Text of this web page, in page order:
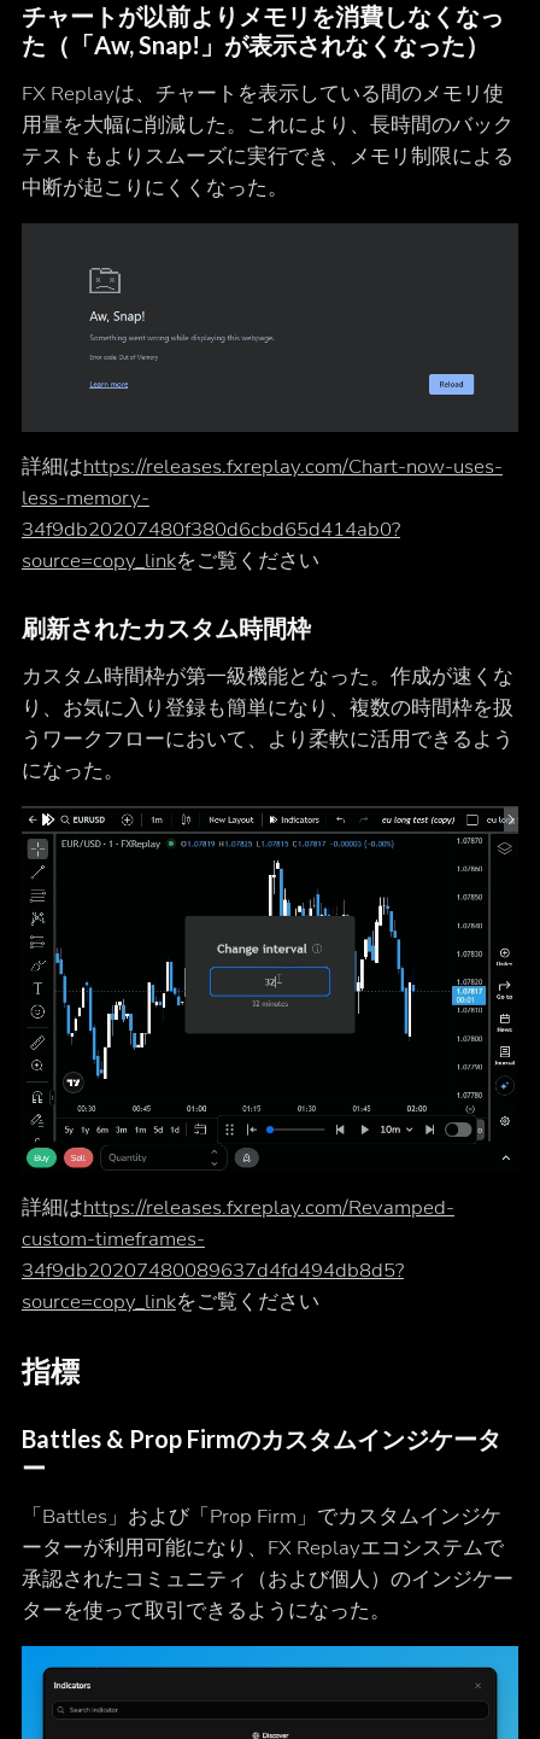
チャートが以前よりメモリを消費しなくなっ
た（「Aw, Snap!」が表示されなくなった）
FX Replayは、チャートを表示している間のメモリ使
用量を大幅に削減した。これにより、長時間のバック
テストもよりスムーズに実行でき、メモリ制限による
中断が起こりにくくなった。
詳細はhttps://releases.fxreplay.com/Chart-now-uses-
less-memory-
34f9db20207480f380d6cbd65d414ab0?
source=copy_linkをご覧ください
刷新されたカスタム時間枠
カスタム時間枠が第一級機能となった。作成が速くな
り、お気に入り登録も簡単になり、複数の時間枠を扱
うワークフローにおいて、より柔軟に活用できるよう
になった。
詳細はhttps://releases.fxreplay.com/Revamped-
custom-timeframes-
34f9db20207480089637d4fd494db8d5?
source=copy_linkをご覧ください
指標
Battles & Prop Firmのカスタムインジケータ
ー
「Battles」および「Prop Firm」でカスタムインジケ
ーターが利用可能になり、FX Replayエコシステムで
承認されたコミュニティ（および個人）のインジケー
ターを使って取引できるようになった。